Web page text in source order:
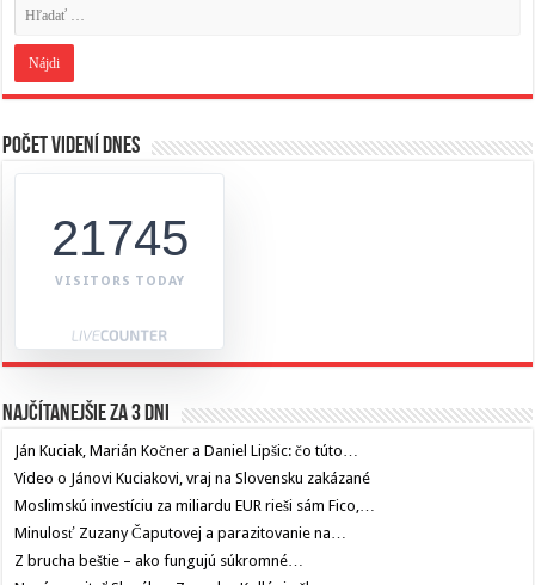
Počet videní dnes
21745
VISITORS TODAY
Najčítanejšie za 3 dni
Ján Kuciak, Marián Kočner a Daniel Lipšic: čo túto…
Video o Jánovi Kuciakovi, vraj na Slovensku zakázané
Moslimskú investíciu za miliardu EUR rieši sám Fico,…
Minulosť Zuzany Čaputovej a parazitovanie na…
Z brucha beštie – ako fungujú súkromné…